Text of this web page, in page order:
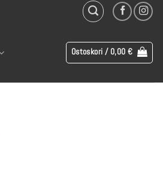
Ostoskori / 0,00 €